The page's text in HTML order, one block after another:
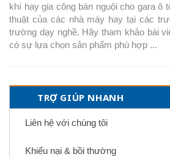
khí hay gia công bàn nguội cho gara ô
thuật của các nhà máy hay tại các
trường dạy nghề. Hãy tham khảo bài
có sự lựa chọn sản phẩm phù hợp ...
TRỢ GIÚP NHANH
Liên hệ với chúng tôi
Khiếu nại & bồi thường